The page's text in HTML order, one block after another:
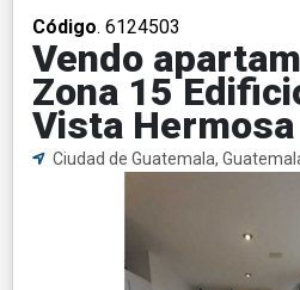
Código. 6124503
Vendo
Zona 15
Vista Hermosa
Ciudad de Guatemala,